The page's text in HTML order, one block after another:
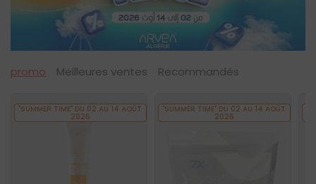
promo Meilleures ventes Recommandés
"SUMMER TIME" DU 02 AU 14 AOÛT
2026
"SUMMER TIME" DU 02 AU 14 AOÛT
2026